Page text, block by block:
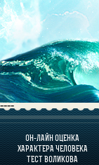
----
ОН-ЛАЙН ОЦЕНКА
ХАРАКТЕРА ЧЕЛОВЕКА
ТЕСТ ВОЛИКОВА